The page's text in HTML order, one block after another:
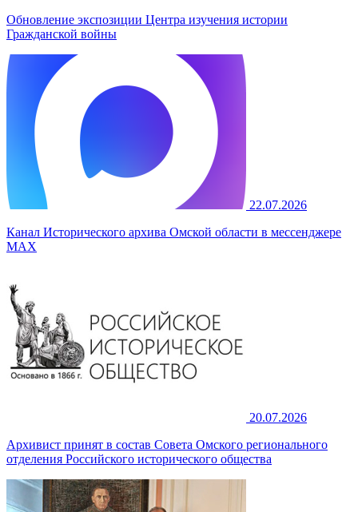
Обновление экспозиции Центра изучения истории
Гражданской войны
22.07.2026
Канал Исторического архива Омской области в мессенджере
MAX
20.07.2026
Архивист принят в состав Совета Омского регионального
отделения Российского исторического общества